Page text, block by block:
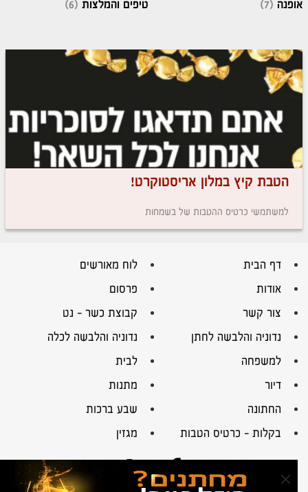
אופנה (7)
טיפים והמלצות (6)
הטבת קיץ במלון אריסטוקרט!
למשתמשי כרטיס ההטבות של בשמחות
דף הבית
לוח מאורשים
אודות
פרסום
צור קשר
קבוצת כשר – נט
נדוניה והלבשה לחתן
נדוניה והלבשה לכלה
למשפחה
לבית
דיור
מתנות
החתונה
שבע ברכות
בקלות – כרטיס הטבות
מגזין
×